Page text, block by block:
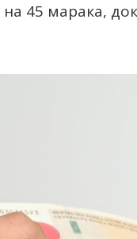
45 марака,